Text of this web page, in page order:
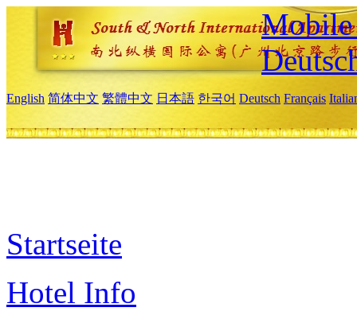
Mobile
English 简体中文 繁體中文 日本語 한국어 Deutsch Français
Startseite
Hotel Info